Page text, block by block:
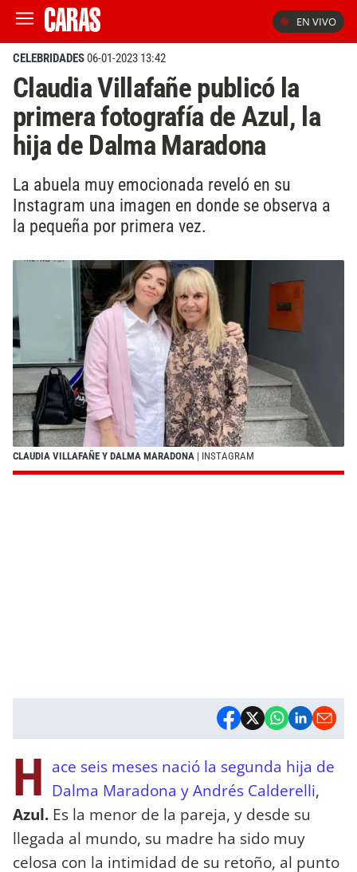
EN VIVO
CELEBRIDADES06-01-2023 13:42
Claudia Villafañe publicó la
primera fotografía de Azul, la
hija de Dalma Maradona
La abuela muy emocionada reveló en su
Instagram una imagen en donde se observa a
la pequeña por primera vez.
CLAUDIA VILLAFAÑE Y DALMA MARADONA | INSTAGRAM
H ace seis meses nació la segunda hija de
Dalma Maradona y Andrés Calderelli,
Azul. Es la menor de la pareja, y desde su
llegada al mundo, su madre ha sido muy
celosa con la intimidad de su retoño, al punto